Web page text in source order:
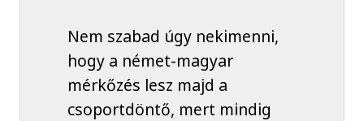
Nem szabad úgy nekimenni,
hogy a német-magyar
mérkőzés lesz majd a
csoportdöntő, mert mindig